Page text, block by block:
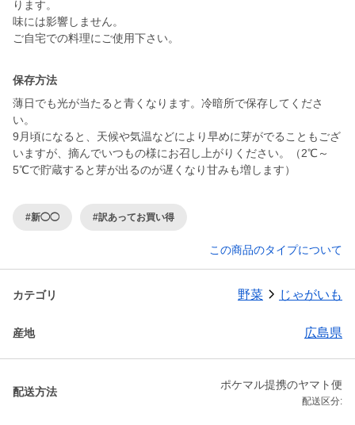
ります。
味には影響しません。
ご自宅での料理にご使用下さい。
保存方法
薄日でも光が当たると青くなります。冷暗所で保存してくださ
い。
9月頃になると、天候や気温などにより早めに芽がでることもござ
いますが、摘んでいつもの様にお召し上がりください。（2℃～
5℃で貯蔵すると芽が出るのが遅くなり甘みも増します）
#新◯◯ #訳あってお買い得
この商品のタイプについて
カテゴリ 野菜 じゃがいも
産地 広島県
配送方法
ポケマル提携のヤマト便
配送区分: